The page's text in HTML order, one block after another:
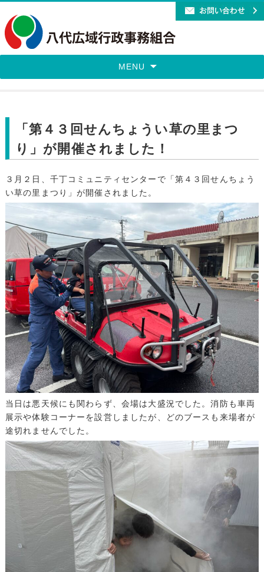
MENU
「第４３回せんちょうい草の里まつ
り」が開催されました！
３月２日、千丁コミュニティセンターで「第４３回せんちょう
い草の里まつり」が開催されました。
当日は悪天候にも関わらず、会場は大盛況でした。消防も車両
展示や体験コーナーを設営しましたが、どのブースも来場者が
途切れませんでした。